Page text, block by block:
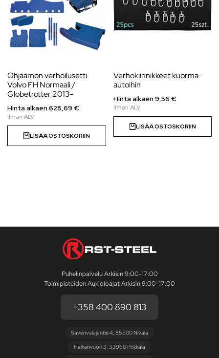
Ohjaamon verhoilusetti
Volvo FH Normaali /
Globetrotter 2013-
Hinta alkaen628,69 €
LISÄÄ OSTOSKORIIN
Verhokiinnikkeet kuorma-
autoihin
Hinta alkaen 9,56 €
LISÄÄ OSTOSKORIIN
Puhelinpalvelu Arkisin 9:00-17:00
Toimipisteiden Aukioloajat Arkisin 9:00-17:00
+358 400 890 813
Savenvalajantie 4, 85500 Nivala
Haikanvuori 3, 33960 Pirkkala